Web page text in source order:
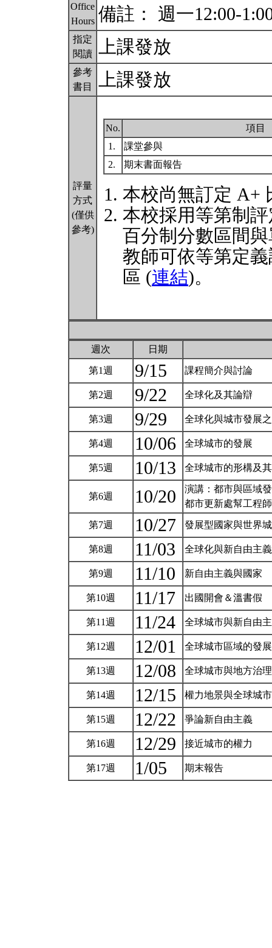
Office
Hours 備註： 週一12:00-
指定
閱讀 上課發放
參考
書目
上課發放
評量
方式
(僅供
參考)
No.
項目
1.
課堂參與
2.
期末書面報告
本校尚無訂定 A+
本校採用等第制
百分制分數區間
教師可依等第定
區 (連結)。
週次 日期
第1週 9/15 課程簡介與討論
第2週 9/22 全球化及其論辯
第3週 9/29 全球化與城市發展
第4週 10/06 全球城市的發展
第5週 10/13 全球城市的形構及
第6週 10/20
演講：都市與區域
都市更新處幫工程
第7週 10/27 發展型國家與世界
第8週 11/03 全球化與新自由主
第9週 11/10 新自由主義與國家
第10週 11/17 出國開會＆溫書假
第11週 11/24 全球城市與新自由
第12週 12/01 全球城市區域的發
第13週 12/08 全球城市與地方治
第14週 12/15 權力地景與全球城
第15週 12/22 爭論新自由主義
第16週 12/29 接近城市的權力
第17週 1/05 期末報告